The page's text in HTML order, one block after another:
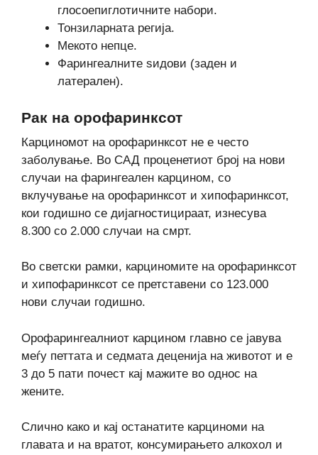
глосоепиглотичните набори.
Тонзиларната регија.
Мекото непце.
Фарингеалните ѕидови (заден и
латерален).
Рак на орофаринксот
Карциномот на орофаринксот не е често
заболување. Во САД проценетиот број на нови
случаи на фарингеален карцином, со
вклучување на орофаринксот и хипофаринксот,
кои годишно се дијагностицираат, изнесува
8.300 со 2.000 случаи на смрт.
Во светски рамки, карциномите на орофаринксот
и хипофаринксот се претставени со 123.000
нови случаи годишно.
Орофарингеалниот карцином главно се јавува
меѓу петтата и седмата деценија на животот и е
3 до 5 пати почест кај мажите во однос на
жените.
Слично како и кај останатите карциноми на
главата и на вратот, консумирањето алкохол и